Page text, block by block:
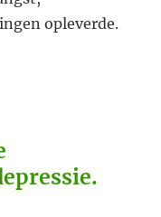
opleverde.